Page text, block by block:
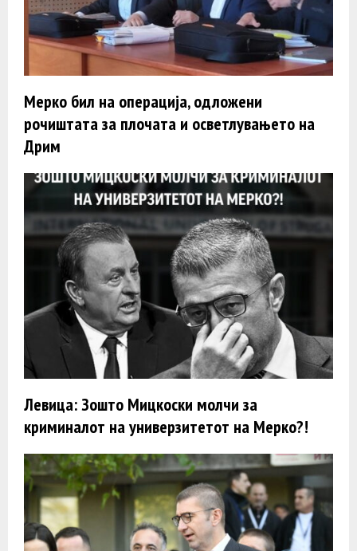
Мерко бил на операција, одложени
рочиштата за плочата и осветлувањето на
Дрим
Левица: Зошто Мицкоски молчи за
криминалот на универзитетот на Мерко?!